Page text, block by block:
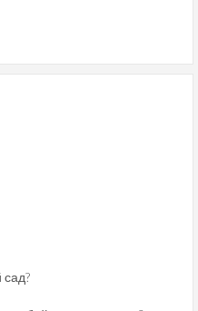
сад?